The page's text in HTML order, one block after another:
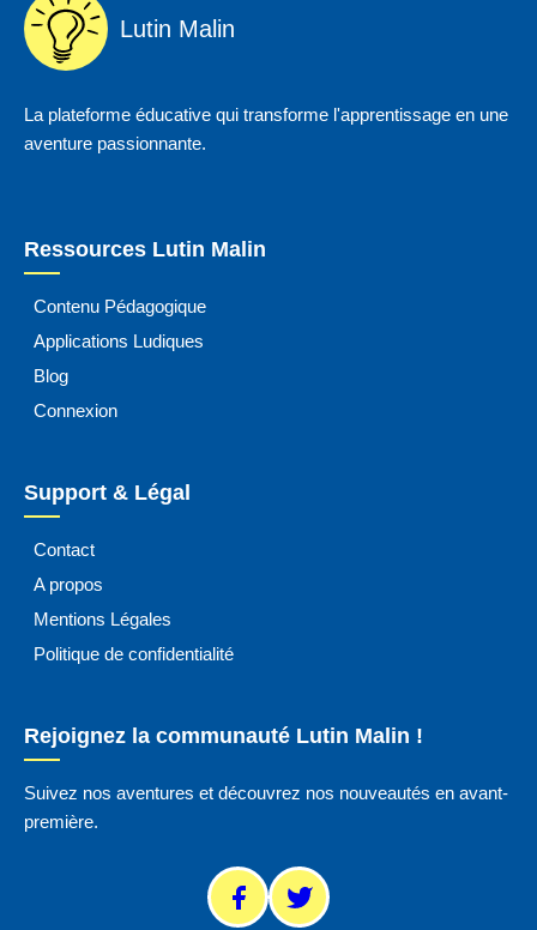
Lutin Malin
La plateforme éducative qui transforme l'apprentissage en une
aventure passionnante.
Ressources Lutin Malin
Contenu Pédagogique
Applications Ludiques
Blog
Connexion
Support & Légal
Contact
A propos
Mentions Légales
Politique de confidentialité
Rejoignez la communauté Lutin Malin !
Suivez nos aventures et découvrez nos nouveautés en avant-
première.